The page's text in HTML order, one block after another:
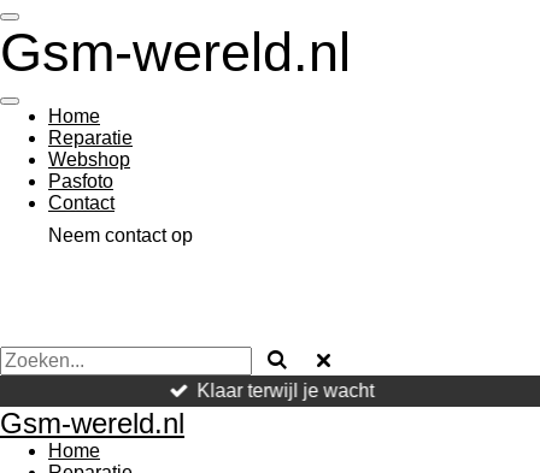
Ga
direct
naar
hoofdinhoud
Gsm-wereld.nl
Home
Reparatie
Webshop
Pasfoto
Contact
Neem contact op
Klaar terwijl je wacht
Gsm-wereld.nl
Home